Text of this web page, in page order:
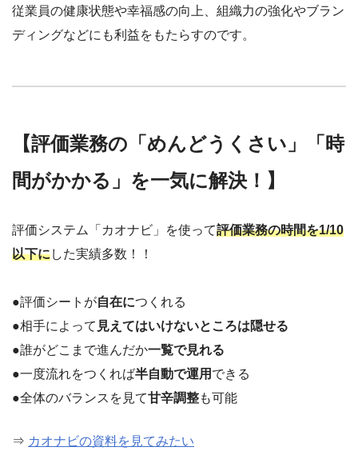
従業員の健康状態や幸福感の向上、組織力の強化やブラン
ディングなどにも利益をもたらすのです。
【評価業務の「めんどうくさい」「時
間がかかる」を一気に解決！】
評価システム「カオナビ」を使って評価業務の時間を1/10
以下にした実績多数！！
●評価シートが自在につくれる
●相手によって 見えてはいけないところは隠せる
●誰がどこまで進んだか一覧で見れる
●一度流れをつくれば半自動で運用 できる
●全体のバランスを見て甘辛調整も可能
⇒ カオナビの資料を見てみたい